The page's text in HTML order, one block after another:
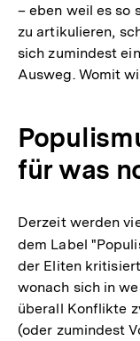
– eben weil es so
zu artikulieren,
sich zumindest
Ausweg. Womit
für was
Derzeit werden
dem Label
der Eliten
wonach sich in
überall Konflikte
(oder zumindest